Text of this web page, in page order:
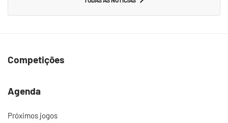
Competições
Agenda
Próximos jogos